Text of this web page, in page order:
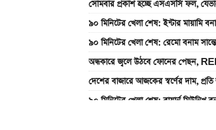
সোমবার প্রকাশ হচ্ছে এসএসসি ফল,
৯০ মিনিটের খেলা শেষ: ইন্টার মায়ামি
৯০ মিনিটের খেলা শেষ: রেমো বনাম
অন্ধকারে জ্বলে উঠবে ফোনের পেছন,
দেশের বাজারে আজকের স্বর্ণের দাম,
৯০ মিনিটের খেলা শেষ: বায়ার্ন